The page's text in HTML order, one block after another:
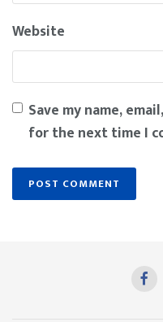
Website
Save my name,
for the next time I